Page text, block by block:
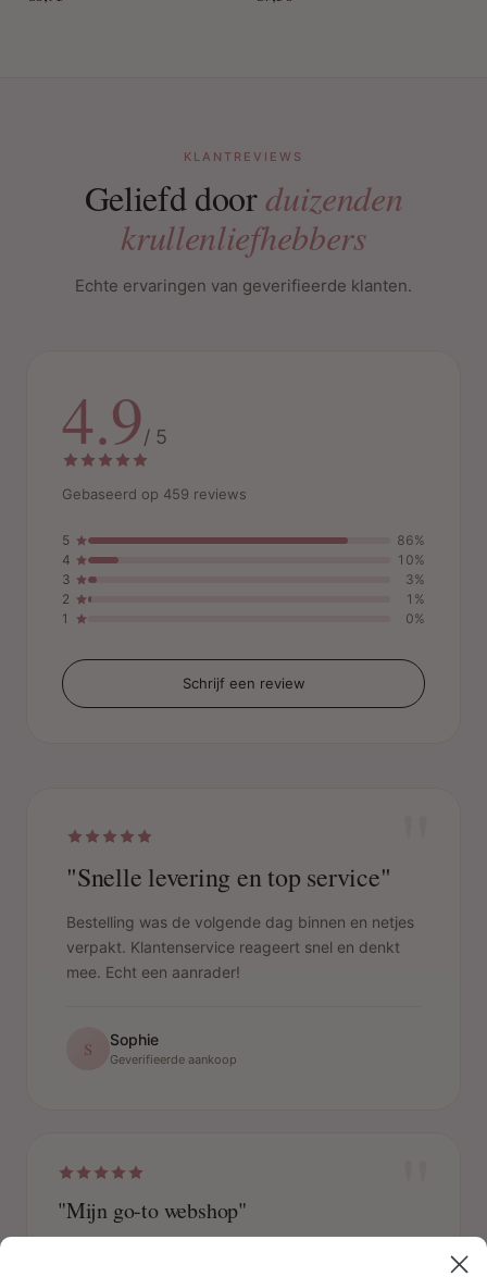
KLANTREVIEWS
Geliefd doorduizenden
krullenliefhebbers
Echte ervaringen van geverifieerde klanten.
4.9/ 5
Gebaseerd op 459 reviews
5
86%
4
10%
3
3%
2
1%
1
0%
Schrijf een review
"Snelle levering en top service"
Bestelling was de volgende dag binnen en netjes
verpakt. Klantenservice reageert snel en denkt
mee. Echt een aanrader!
S Sophie
Geverifieerde aankoop
"Mijn go-to webshop"